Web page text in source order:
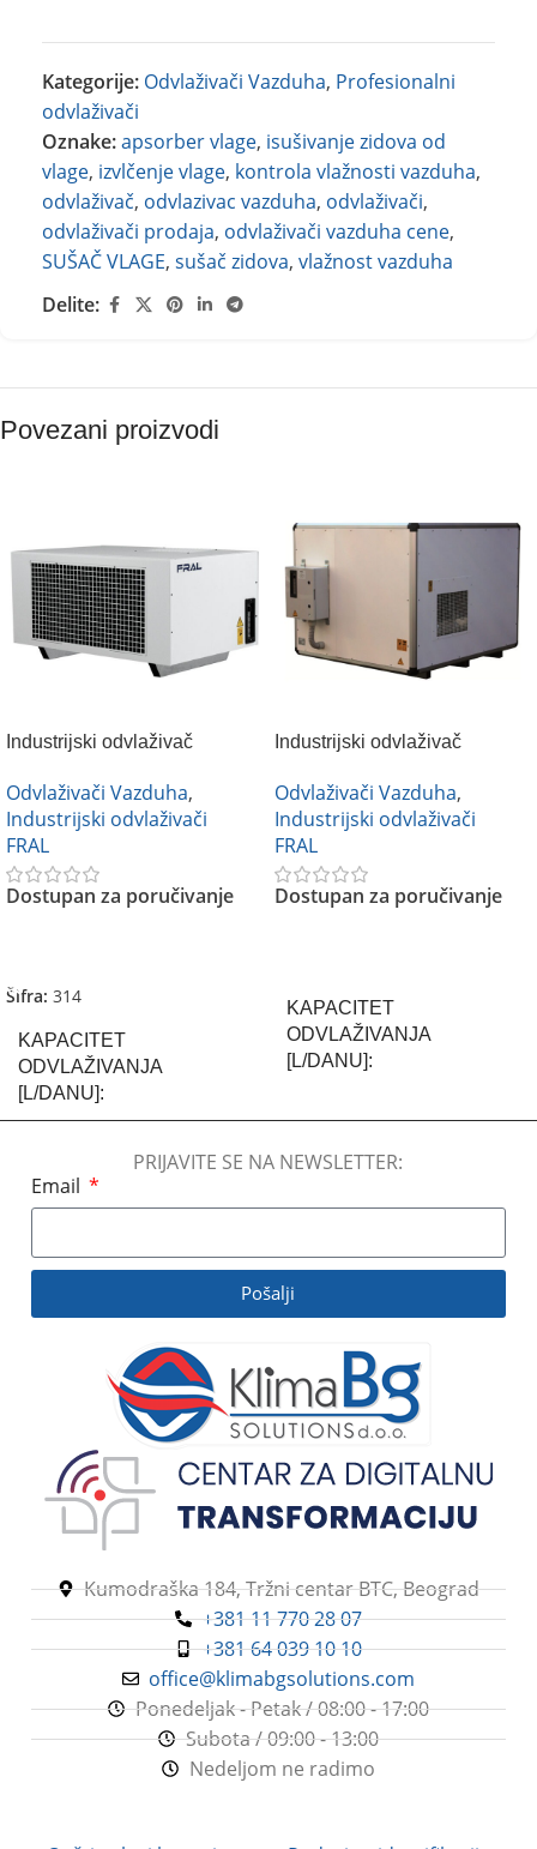
Kategorije: Odvlaživači Vazduha, Profesionalni
odvlaživači
Oznake:apsorber vlage, isušivanje zidova od
vlage, izvlčenje vlage, kontrola vlažnosti vazduha,
odvlaživač, odvlazivac vazduha, odvlaživači,
odvlaživači prodaja, odvlaživači vazduha cene,
SUŠAČ VLAGE, sušač zidova, vlažnost vazduha
Delite:
Povezani proizvodi
Industrijski odvlaživač
Odvlaživači Vazduha,
Industrijski odvlaživači
FRAL
Dostupan za poručivanje
Šifra: 314
KAPACITET
ODVLAŽIVANJA
[L/DANU]
PROTOK VAZDUHA
2000 m3/h
TIP ODVLAŽIVAČA
VAZDUHA
Freonski odvlaživači
Industrijski odvlaživač
Odvlaživači Vazduha,
Industrijski odvlaživači
FRAL
Dostupan za poručivanje
KAPACITET
ODVLAŽIVANJA
[L/DANU]
980 l/dan
KLIME:NIVO BUKE
PROTOK VAZDUHA
8000 m3/h
TIP ODVLAŽIVAČA
Freonski odvlaživači
vazduha
PRIJAVITE SE NA NEWSLETTER:
Email
Pošalji
Kumodraška 184, Tržni centar BTC, Beograd
+381 11 770 28 07
+381 64 039 10 10
office@klimabgsolutions.com
Ponedeljak - Petak / 08:00 - 17:00
Subota / 09:00 - 13:00
Nedeljom ne radimo